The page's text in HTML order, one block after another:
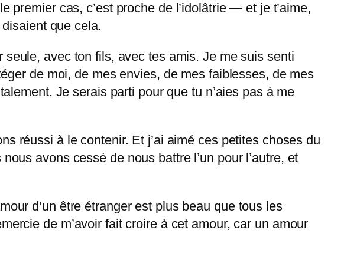
premier cas, c’est proche de l’idolâtrie — et je t’aime,
que cela.
seule, avec ton fils, avec tes amis. Je me suis senti
de moi, de mes envies, de mes faiblesses, de mes
Je serais parti pour que tu n’aies pas à me
réussi à le contenir. Et j’ai aimé ces petites choses du
avons cessé de nous battre l’un pour l’autre, et
d’un être étranger est plus beau que tous les
de m’avoir fait croire à cet amour, car un amour